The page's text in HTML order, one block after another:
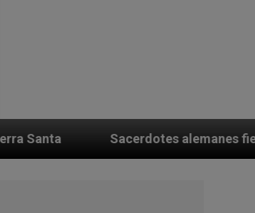
fieles al Papa contestan a su